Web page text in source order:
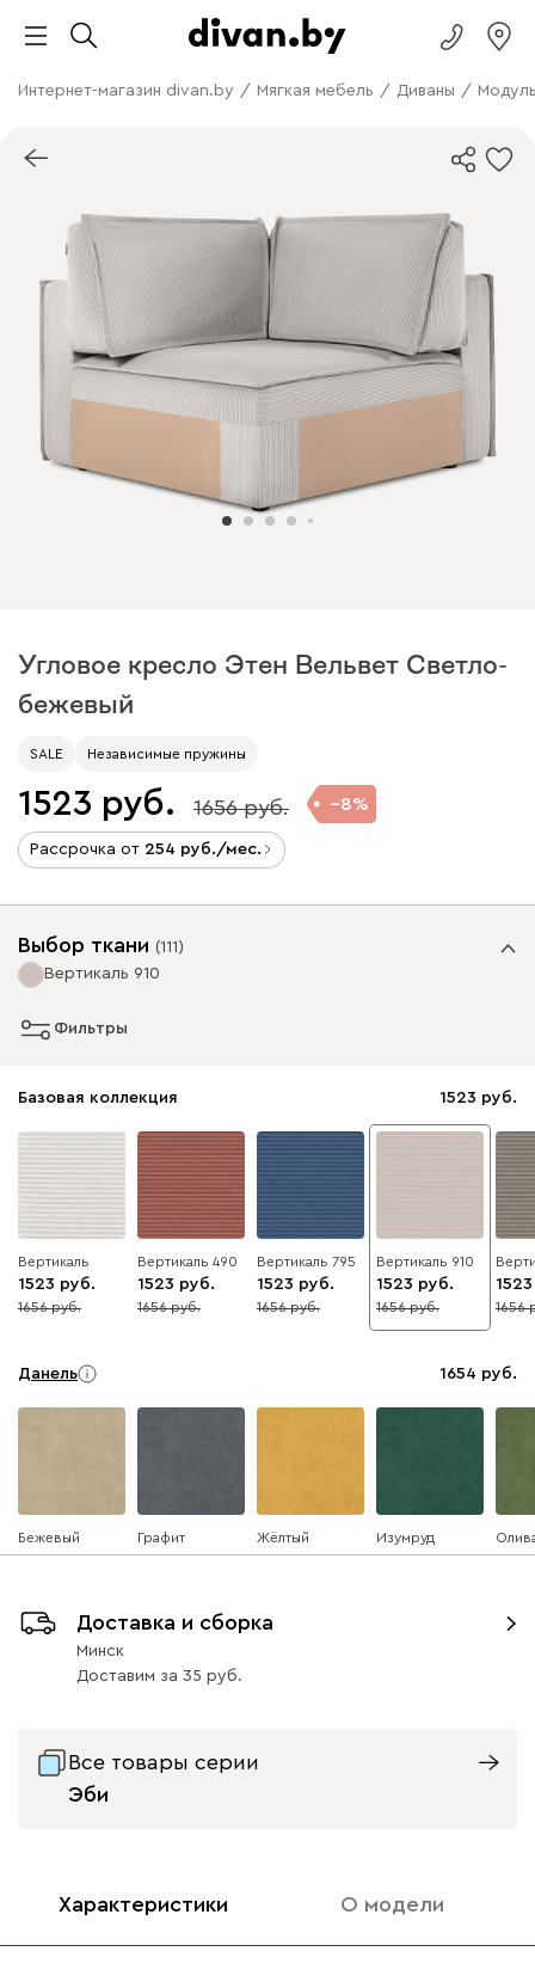
Интернет-магазин divan.by / Мягкая мебель / Диваны /
Угловое кресло Этен Вельвет Светло-
бежевый
SALE Независимые пружины
1523 1656 8
Рассрочка от 254 /мес.
Выбор ткани (111)
Вертикаль 910
Фильтры
Базовая коллекция 1523
Вертикаль
1523
8
1656
Вертикаль 490
1523
8
1656
Вертикаль 795
1523
8
1656
Вертикаль 910
1523
8
1656
1523
8
1656
Данель 1654
Бежевый Графит Жёлтый Изумруд
Ультра
Айвори (Ivory)
Доставка и сборка
Минск
Доставим за 35
Все товары серии
Эби
Характеристики О модели